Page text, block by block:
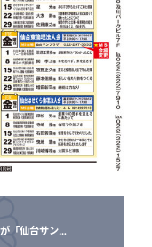
「仙台サン…